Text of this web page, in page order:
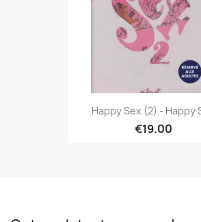
Happy Sex (2) - Happy
€19.00